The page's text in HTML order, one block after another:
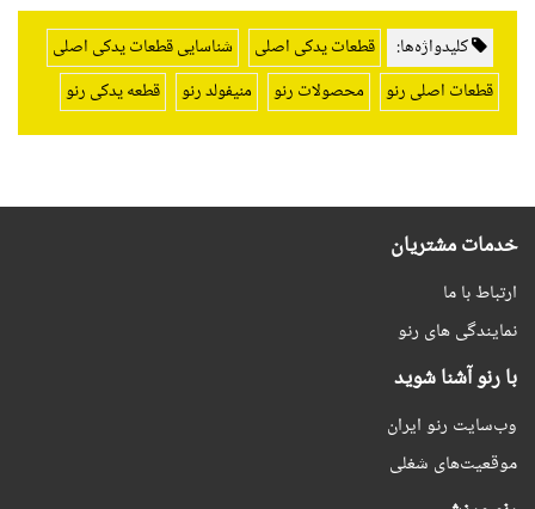
کلیدواژه‌ها: قطعات یدکی اصلی
شناسایی قطعات یدکی اصلی
قطعات اصلی رنو
محصولات رنو منیفولد رنو قطعه یدکی رنو
خدمات مشتریان
ارتباط با ما
نمایندگی های رنو
با رنو آشنا شوید
وب‌سایت رنو ایران
موقعیت‌های شغلی